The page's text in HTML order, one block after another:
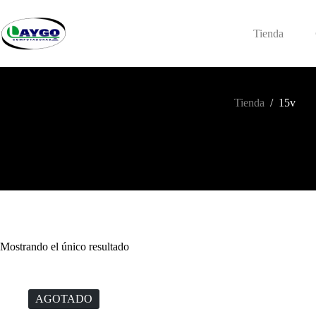
contenido
Tienda
Tienda / 15v
Mostrando el único resultado
AGOTADO